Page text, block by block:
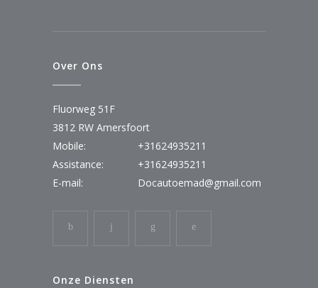
Over Ons
Fluorweg 51F
3812 RW Amersfoort
Mobile:
+31624935211
Assistance:
+31624935211
E-mail:
Docautoemad@gmail.com
Onze Diensten